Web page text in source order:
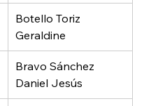
Botello Toriz
Geraldine
Bravo Sánchez
Daniel Jesús